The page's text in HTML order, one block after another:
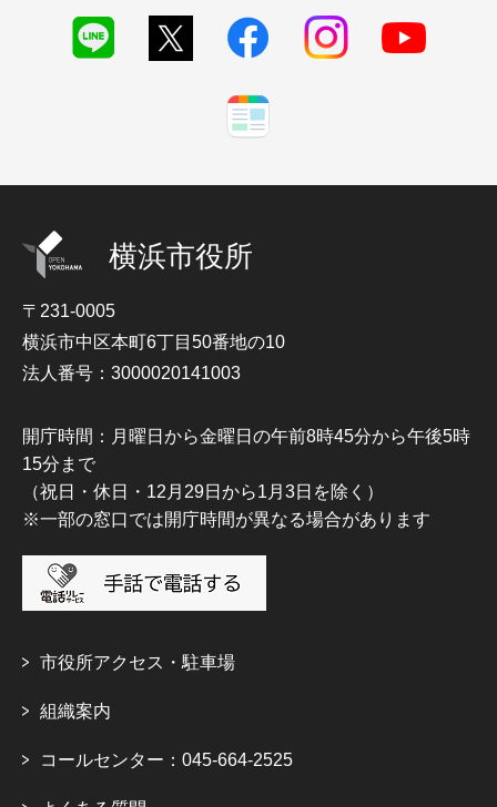
横浜市役所
〒231-0005
横浜市中区本町6丁目50番地の10
法人番号：3000020141003
開庁時間：月曜日から金曜日の午前8時45分から午後5時
15分まで
（祝日・休日・12月29日から1月3日を除く）
※一部の窓口では開庁時間が異なる場合があります
市役所アクセス・駐車場
組織案内
コールセンター：045-664-2525